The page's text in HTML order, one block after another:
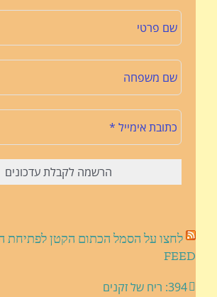
FEED
394: ריח של זקנים